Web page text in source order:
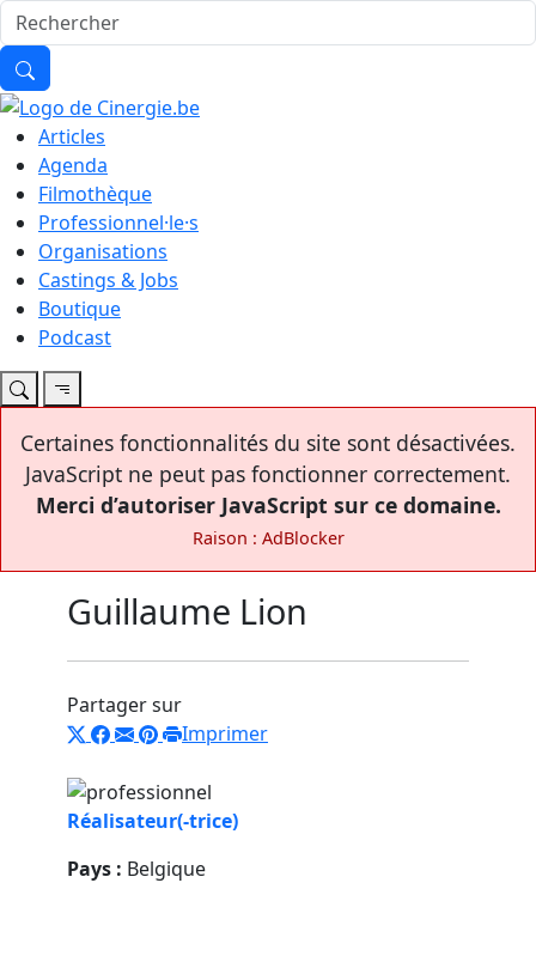
Articles
Agenda
Filmothèque
Professionnel·le·s
Organisations
Castings & Jobs
Boutique
Podcast
Certaines fonctionnalités du site sont désactivées.
JavaScript ne peut pas fonctionner correctement.
Merci d’autoriser JavaScript sur ce domaine.
Raison : AdBlocker
Guillaume Lion
Partager sur
Imprimer
Réalisateur(-trice)
Pays : Belgique